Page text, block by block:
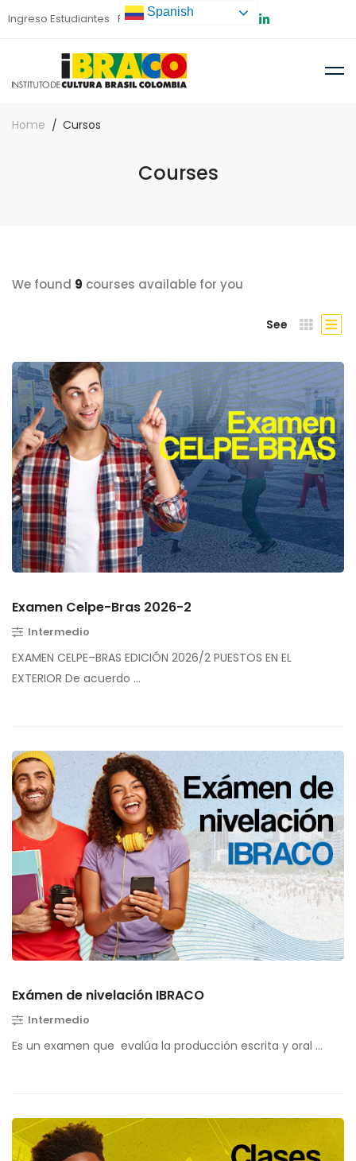
Ingreso Estudiantes Preinscripción
Home Cursos
Courses
We found 9 courses available for you
See
Examen Celpe-Bras 2026-2
Intermedio
EXAMEN CELPE–BRAS EDICIÓN 2026/2 PUESTOS EN EL
EXTERIOR De acuerdo …
Exámen de nivelación IBRACO
Intermedio
Es un examen que evalúa la producción escrita y oral …
Spanish